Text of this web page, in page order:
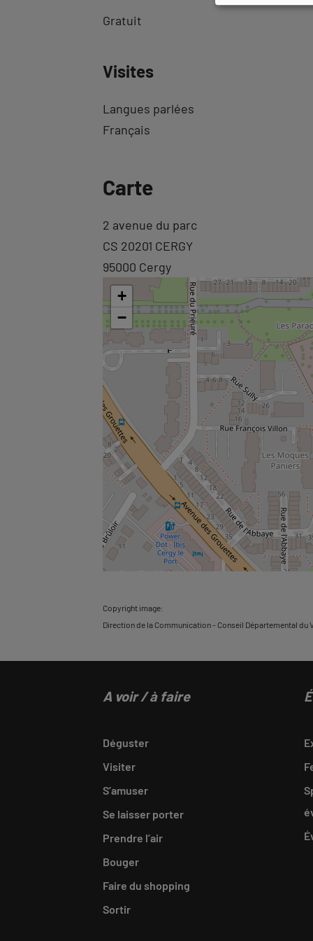
Gratuit
Visites
Langues parlées
Français
à
informations
Carte
Revenir
à
l'onglet
carte
2 avenue du parc
CS 20201 CERGY
95000 Cergy
+
−
Copyright image:
Direction de la Communication - Conseil Départemental du
A voir / à faire
Déguster
Visiter
S’amuser
Se laisser porter
Prendre l’air
Bouger
Faire du shopping
Sortir